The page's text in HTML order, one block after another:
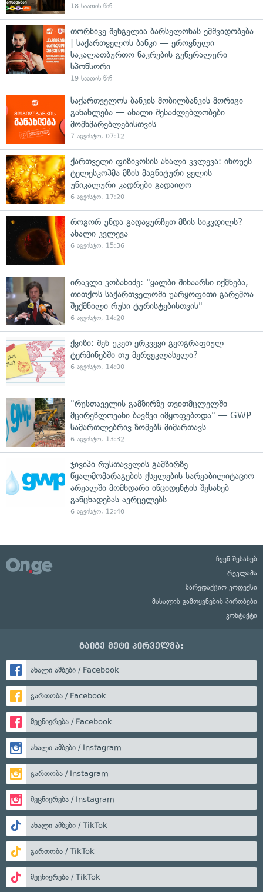
18 საათის წინ
თორნიკე შენგელია ბარსელონას ემშვიდობება
| საქართველოს ბანკი — ეროვნული
საკალათბურთო ნაკრების გენერალური
სპონსორი
19 საათის წინ
საქართველოს ბანკის მობილბანკის მორიგი
განახლება — ახალი შესაძლებლობები
მომხმარებლებისთვის
7 აგვისტო, 07:12
ქართველი ფიზიკოსის ახალი კვლევა: ინოუეს
ტელესკოპმა მზის მაგნიტური ველის
უნიკალური კადრები გადაიღო
6 აგვისტო, 17:20
როგორ უნდა გადავურჩეთ მზის სიკვდილს? —
ახალი კვლევა
6 აგვისტო, 15:36
ირაკლი კობახიძე: "ყალბი შინაარსი იქმნება,
თითქოს საქართველოში უარყოფითი გარემოა
შექმნილი რუსი ტურისტებისთვის"
6 აგვისტო, 14:20
ქვიზი: შენ უკეთ ერკვევი გეოგრაფიულ
ტერმინებში თუ მერვეკლასელი?
6 აგვისტო, 14:00
"რუსთაველის გამზირზე თვითმცლელში
მცირეწლოვანი ბავშვი იმყოფებოდა" — GWP
სამართლებრივ ზომებს მიმართავს
6 აგვისტო, 13:32
ჯივიპი რუსთაველის გამზირზე
წყალმომარაგების ქსელების სარეაბილიტაციო
არეალში მომხდარი ინციდენტის შესახებ
განცხადებას ავრცელებს
6 აგვისტო, 12:40
ჩვენ შესახებ
რეკლამა
სარედაქციო კოდექსი
მასალის გამოყენების პირობები
კონტაქტი
გაიგე მეტი პირველმა:
ახალი ამბები / Facebook
გართობა / Facebook
მეცნიერება / Facebook
ახალი ამბები / Instagram
გართობა / Instagram
მეცნიერება / Instagram
ახალი ამბები / TikTok
გართობა / TikTok
მეცნიერება / TikTok